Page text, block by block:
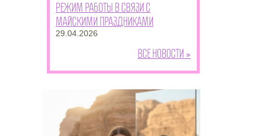
Режим работы в связи с
майскими праздниками
29.04.2026
Все новости »